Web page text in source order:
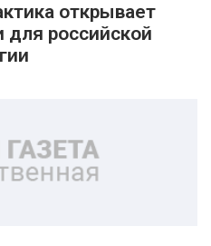
открывает
российской